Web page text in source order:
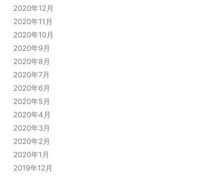
2020年12月
2020年11月
2020年10月
2020年9月
2020年8月
2020年7月
2020年6月
2020年5月
2020年4月
2020年3月
2020年2月
2020年1月
2019年12月